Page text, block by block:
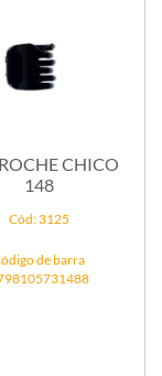
CHICO
148
Cód: 3125
de barra